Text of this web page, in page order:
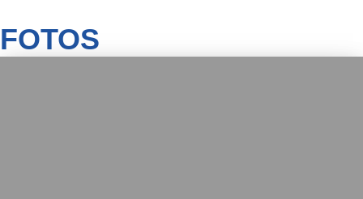
FOTOS